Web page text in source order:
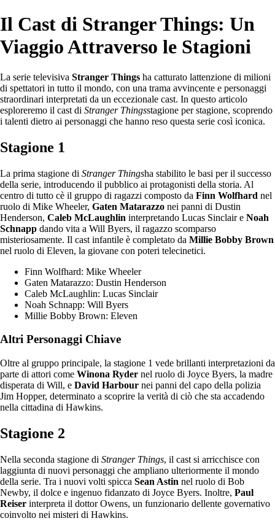
Il Cast di Stranger Things: Un
Viaggio Attraverso le Stagioni
La serie televisiva Stranger Things ha catturato lattenzione di milioni
di spettatori in tutto il mondo, con una trama avvincente e personaggi
straordinari interpretati da un eccezionale cast. In questo articolo
esploreremo il cast di Stranger Thingsstagione per stagione, scoprendo
i talenti dietro ai personaggi che hanno reso questa serie così iconica.
Stagione 1
La prima stagione di Stranger Thingsha stabilito le basi per il successo
della serie, introducendo il pubblico ai protagonisti della storia. Al
centro di tutto cè il gruppo di ragazzi composto da Finn Wolfhard nel
ruolo di Mike Wheeler, Gaten Matarazzo nei panni di Dustin
Henderson, Caleb McLaughlin interpretando Lucas Sinclair e Noah
Schnapp dando vita a Will Byers, il ragazzo scomparso
misteriosamente. Il cast infantile è completato da Millie Bobby Brown
nel ruolo di Eleven, la giovane con poteri telecinetici.
Finn Wolfhard: Mike Wheeler
Gaten Matarazzo: Dustin Henderson
Caleb McLaughlin: Lucas Sinclair
Noah Schnapp: Will Byers
Millie Bobby Brown: Eleven
Altri Personaggi Chiave
Oltre al gruppo principale, la stagione 1 vede brillanti interpretazioni da
parte di attori come Winona Ryder nel ruolo di Joyce Byers, la madre
disperata di Will, e David Harbour nei panni del capo della polizia
Jim Hopper, determinato a scoprire la verità di ciò che sta accadendo
nella cittadina di Hawkins.
Stagione 2
Nella seconda stagione di Stranger Things, il cast si arricchisce con
laggiunta di nuovi personaggi che ampliano ulteriormente il mondo
della serie. Tra i nuovi volti spicca Sean Astin nel ruolo di Bob
Newby, il dolce e ingenuo fidanzato di Joyce Byers. Inoltre, Paul
Reiser interpreta il dottor Owens, un funzionario dellente governativo
coinvolto nei misteri di Hawkins.